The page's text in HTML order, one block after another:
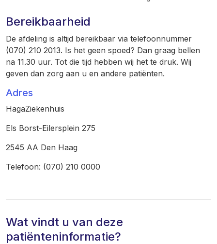
Bereikbaarheid
De afdeling is altijd bereikbaar via telefoonnummer
(070) 210 2013. Is het geen spoed? Dan graag bellen
na 11.30 uur. Tot die tijd hebben wij het te druk. Wij
geven dan zorg aan u en andere patiënten.
Adres
HagaZiekenhuis
Els Borst-Eilersplein 275
2545 AA Den Haag
Telefoon: (070) 210 0000
Wat vindt u van deze
patiënteninformatie?